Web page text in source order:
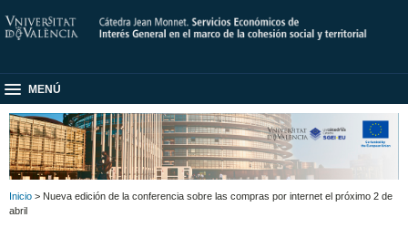
MENÚ
Inicio > Nueva edición de la conferencia sobre las compras por internet el próximo 2 de
abril